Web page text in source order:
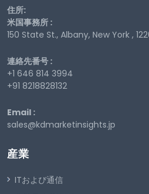
住所:
米国事務所 :
150 State St., Albany, New York ,
連絡先番号 :
+1 646 814 3994
+91 8218828132
Email :
sales@kdmarketinsights.jp
産業
ITおよび通信